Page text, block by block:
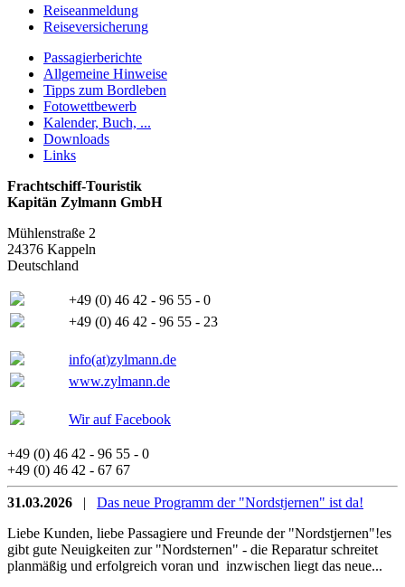
Reiseanmeldung
Reiseversicherung
Passagierberichte
Allgemeine Hinweise
Tipps zum Bordleben
Fotowettbewerb
Kalender, Buch, ...
Downloads
Links
Frachtschiff-Touristik
Kapitän Zylmann GmbH
Mühlenstraße 2
24376 Kappeln
Deutschland
+49 (0) 46 42 - 96 55 - 0
+49 (0) 46 42 - 96 55 - 23
info(at)zylmann.de
www.zylmann.de
Wir auf Facebook
+49 (0) 46 42 - 96 55 - 0
+49 (0) 46 42 - 67 67
31.03.2026 | Das neue Programm der "Nordstjernen" ist da!
Liebe Kunden, liebe Passagiere und Freunde der "Nordstjernen"!es
gibt gute Neuigkeiten zur "Nordsternen" - die Reparatur schreitet
planmäßig und erfolgreich voran und inzwischen liegt das neue...